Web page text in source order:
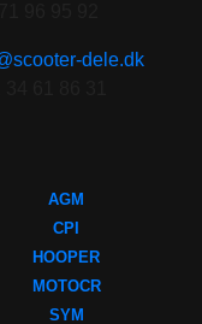
dele.dk
AGM
CPI
HOOPER
MOTOCR
SYM